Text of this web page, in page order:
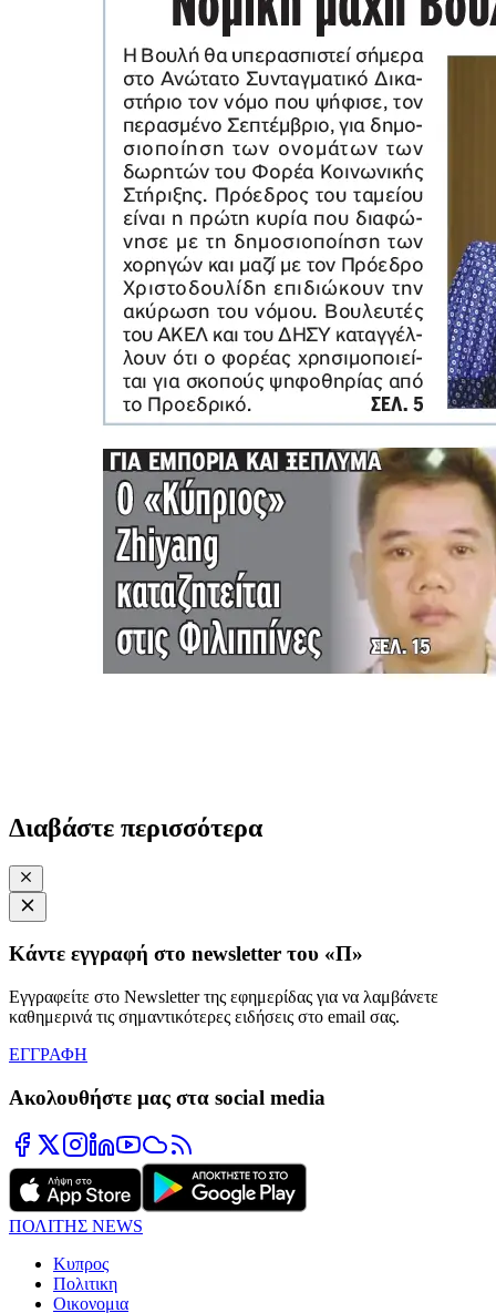
Διαβάστε περισσότερα
Κάντε εγγραφή στο newsletter του «Π»
Εγγραφείτε στο Newsletter της εφημερίδας για να λαμβάνετε
καθημερινά τις σημαντικότερες ειδήσεις στο email σας.
ΕΓΓΡΑΦΗ
Ακολουθήστε μας στα social media
ΠΟΛΙΤΗΣ NEWS
Κυπρος
Πολιτικη
Οικονομια